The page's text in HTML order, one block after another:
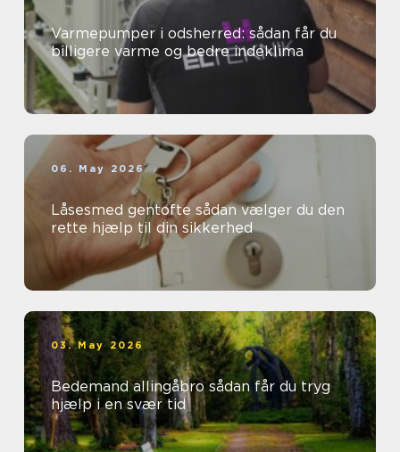
Varmepumper i odsherred: sådan får du
billigere varme og bedre indeklima
06. May 2026
Låsesmed gentofte sådan vælger du den
rette hjælp til din sikkerhed
03. May 2026
Bedemand allingåbro sådan får du tryg
hjælp i en svær tid